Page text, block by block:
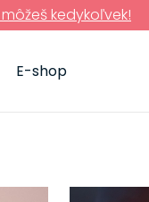
kedykoľvek!
E-shop